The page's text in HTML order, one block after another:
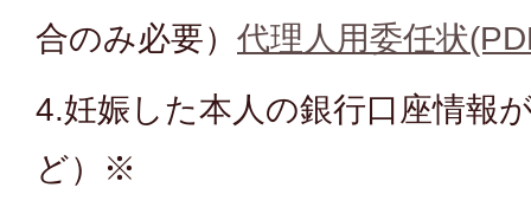
合のみ必要） 代理人用委任状
4.妊娠した本人の銀行口座情報
ど）※